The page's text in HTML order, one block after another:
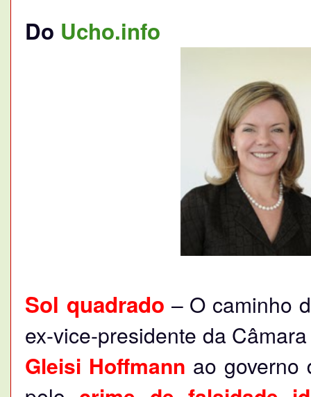
Do Ucho.info
Sol quadrado – O caminho
ex-vice-presidente da
Gleisi Hoffmann ao governo